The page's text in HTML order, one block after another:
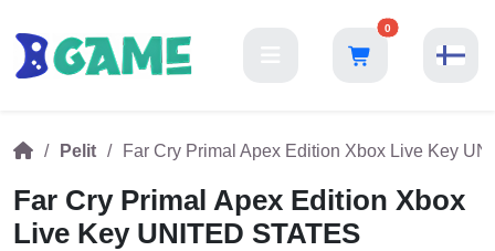
0
Pelit Far Cry Primal Apex Edition Xbox Live Key
Far Cry Primal Apex Edition Xbox
Live Key UNITED STATES